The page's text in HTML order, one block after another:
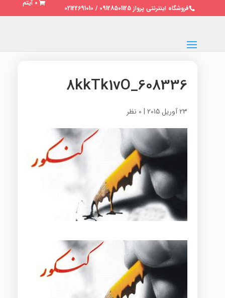
فروشگاه اینترنتی پرواز 09128501125 / 02122691010
0 آیتم
608336_8kkTk1vO
23 آوریل 2015 | 0 نظر